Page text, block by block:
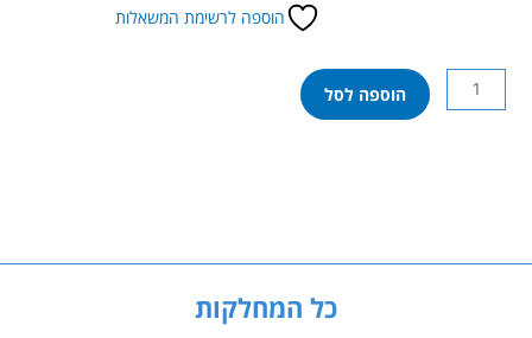
הוספה לרשימת המשאלות
כמות
של
הוספה לסל
כל המחלקות